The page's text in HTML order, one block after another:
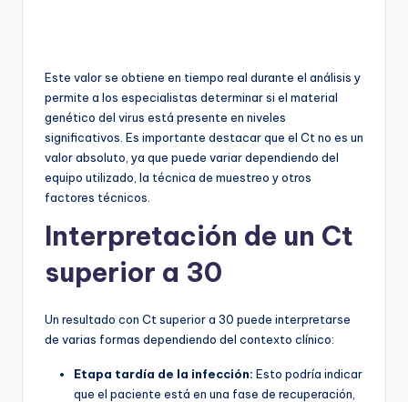
Este valor se obtiene en tiempo real durante el análisis y
permite a los especialistas determinar si el material
genético del virus está presente en niveles
significativos. Es importante destacar que el Ct no es un
valor absoluto, ya que puede variar dependiendo del
equipo utilizado, la técnica de muestreo y otros
factores técnicos.
Interpretación de un Ct
superior a 30
Un resultado con Ct superior a 30 puede interpretarse
de varias formas dependiendo del contexto clínico:
Etapa tardía de la infección: Esto podría indicar
que el paciente está en una fase de recuperación,